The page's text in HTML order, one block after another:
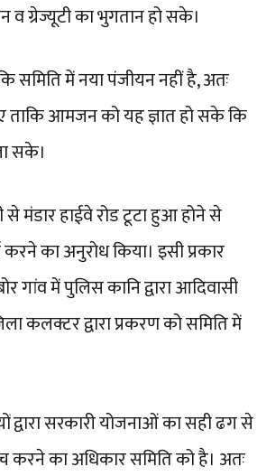
ग्रेज्यूटी का भुगतान हो सके।
समिति में नया पंजीयन नहीं है, अतः
ताकि आमजन को यह ज्ञात हो सके कि
सके।
से मंडार हाईवे रोड टूटा हुआ होने से
का अनुरोध किया। इसी प्रकार
गांव में पुलिस कानि द्वारा आदिवासी
कलक्टर द्वारा प्रकरण को समिति में
द्वारा सरकारी योजनाओं का सही ढग से
करने का अधिकार समिति को है। अतः